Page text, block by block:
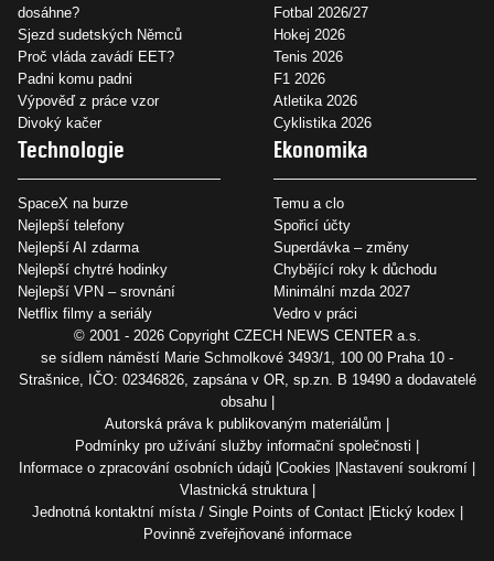
dosáhne?
Sjezd sudetských Němců
Proč vláda zavádí EET?
Padni komu padni
Výpověď z práce vzor
Divoký kačer
Fotbal 2026/27
Hokej 2026
Tenis 2026
F1 2026
Atletika 2026
Cyklistika 2026
Technologie
SpaceX na burze
Nejlepší telefony
Nejlepší AI zdarma
Nejlepší chytré hodinky
Nejlepší VPN – srovnání
Netflix filmy a seriály
Ekonomika
Temu a clo
Spořicí účty
Superdávka – změny
Chybějící roky k důchodu
Minimální mzda 2027
Vedro v práci
© 2001 - 2026 Copyright CZECH NEWS CENTER a.s.
se sídlem náměstí Marie Schmolkové 3493/1, 100 00 Praha 10 -
Strašnice, IČO: 02346826, zapsána v OR, sp.zn. B 19490 a dodavatelé
obsahu
Autorská práva k publikovaným materiálům
Podmínky pro užívání služby informační společnosti
Informace o zpracování osobních údajů Cookies Nastavení soukromí
Vlastnická struktura
Jednotná kontaktní místa / Single Points of Contact Etický kodex
Povinně zveřejňované informace